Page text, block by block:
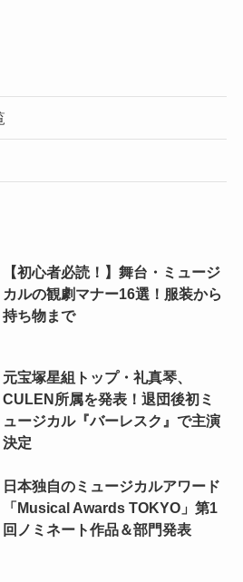
【初心者必読！】舞台・ミュージ
カルの観劇マナー16選！服装から
持ち物まで
元宝塚星組トップ・礼真琴、
CULEN所属を発表！退団後初ミ
ュージカル『バーレスク』で主演
決定
日本独自のミュージカルアワード
「Musical Awards TOKYO」第1
回ノミネート作品＆部門発表